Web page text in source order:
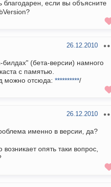
благодарен, если вы объясните
26.12.2010
(бета-версии) намного
с памятью.
можно отсюда: **********/
26.12.2010
именно в версии, да?
опять таки вопрос,